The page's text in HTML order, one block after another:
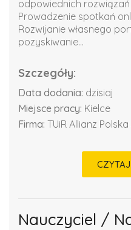
odpowiednich
Prowadzenie spotkań
Rozwijanie własnego
pozyskiwanie...
Szczegóły:
Data dodania: dzisiaj
Miejsce pracy: Kielce
Firma: TUiR Allianz Polska
Nauczyciel /